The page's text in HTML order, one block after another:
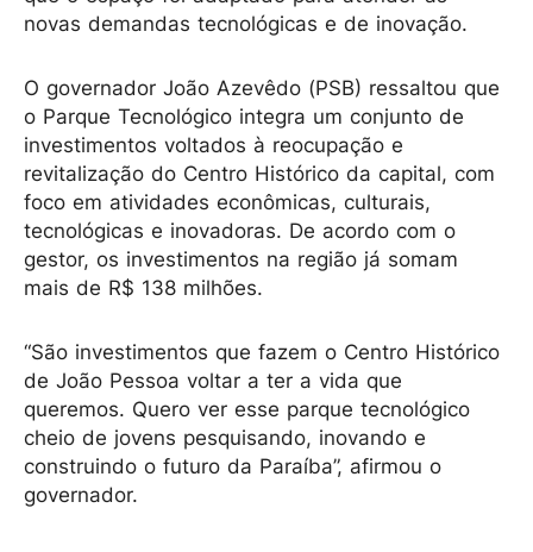
novas demandas tecnológicas e de inovação.
O governador João Azevêdo (PSB) ressaltou que
o Parque Tecnológico integra um conjunto de
investimentos voltados à reocupação e
revitalização do Centro Histórico da capital, com
foco em atividades econômicas, culturais,
tecnológicas e inovadoras. De acordo com o
gestor, os investimentos na região já somam
mais de R$ 138 milhões.
“São investimentos que fazem o Centro Histórico
de João Pessoa voltar a ter a vida que
queremos. Quero ver esse parque tecnológico
cheio de jovens pesquisando, inovando e
construindo o futuro da Paraíba”, afirmou o
governador.